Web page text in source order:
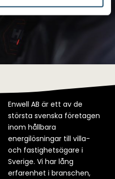
Enwell AB är ett av de
största svenska företagen
inom hållbara
energilösningar till villa-
och fastighetsägare i
Sverige. Vi har lång
erfarenhet i branschen,